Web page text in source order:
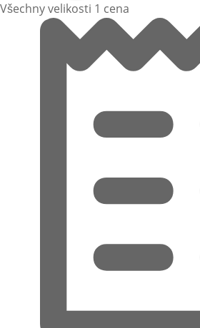
Všechny velikosti 1 cena